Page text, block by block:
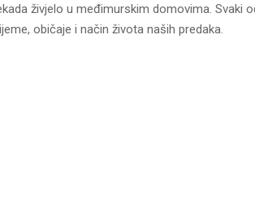
živjelo u međimurskim domovima. Svaki
običaje i način života naših predaka.